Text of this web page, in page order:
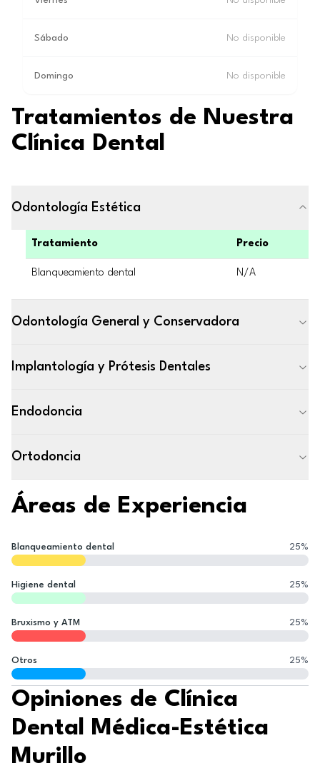
Sábado No disponible
Domingo No disponible
Tratamientos de Nuestra
Clínica Dental
Odontología Estética
Tratamiento Precio
Blanqueamiento dental N/A
Odontología General y Conservadora
Implantología y Prótesis Dentales
Endodoncia
Ortodoncia
Áreas de Experiencia
Blanqueamiento dental 25%
Higiene dental 25%
Bruxismo y ATM 25%
Otros 25%
Opiniones de Clínica
Dental Médica-Estética
Murillo